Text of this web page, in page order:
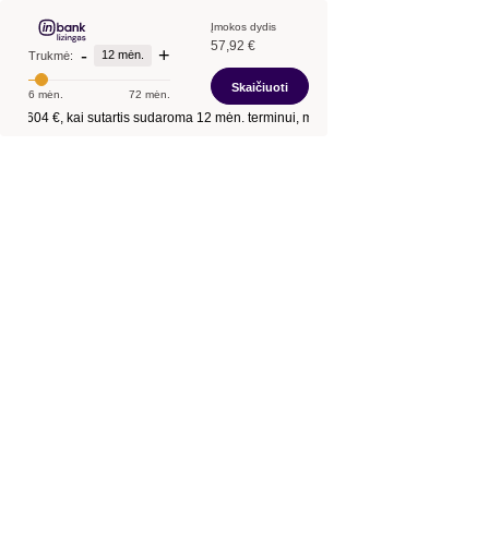
Trukmė: - 12 mėn. +
6 mėn. 72 mėn.
Įmokos dydis
57,92 €
Skaičiuoti
604 €, kai sutartis sudaroma12 mėn.terminui, metinė palūkanų norma –